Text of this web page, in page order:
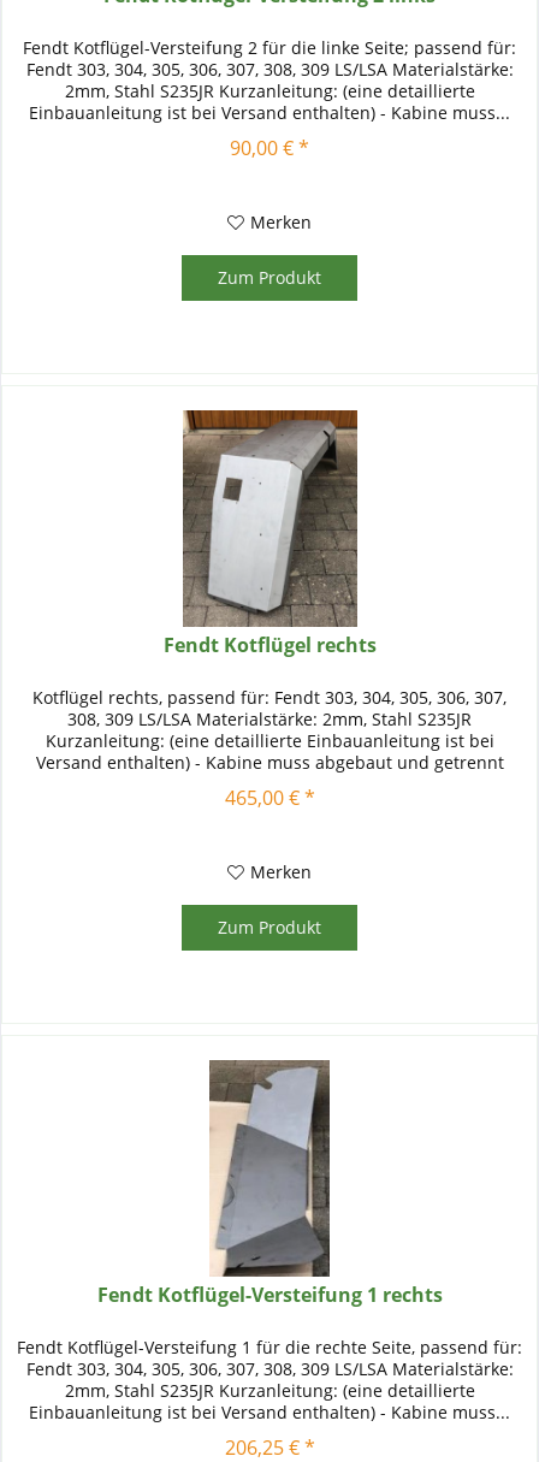
Fendt Kotflügel-Versteifung 2 für die linke Seite; passend für:
Fendt 303, 304, 305, 306, 307, 308, 309 LS/LSA Materialstärke:
2mm, Stahl S235JR Kurzanleitung: (eine detaillierte
Einbauanleitung ist bei Versand enthalten) - Kabine muss...
90,00 € *
Merken
Zum Produkt
Fendt Kotflügel rechts
Kotflügel rechts, passend für: Fendt 303, 304, 305, 306, 307,
308, 309 LS/LSA Materialstärke: 2mm, Stahl S235JR
Kurzanleitung: (eine detaillierte Einbauanleitung ist bei
Versand enthalten) - Kabine muss abgebaut und getrennt
465,00 € *
Merken
Zum Produkt
Fendt Kotflügel-Versteifung 1 rechts
Fendt Kotflügel-Versteifung 1 für die rechte Seite, passend für:
Fendt 303, 304, 305, 306, 307, 308, 309 LS/LSA Materialstärke:
2mm, Stahl S235JR Kurzanleitung: (eine detaillierte
Einbauanleitung ist bei Versand enthalten) - Kabine muss...
206,25 € *